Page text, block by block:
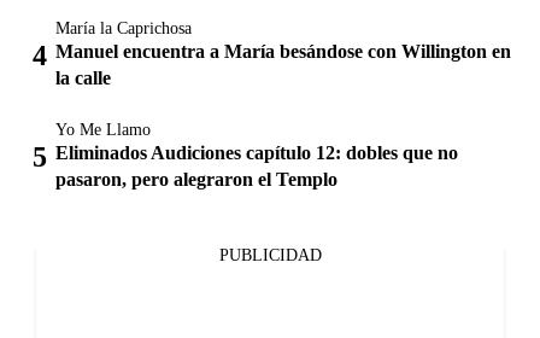
María la Caprichosa
Manuel encuentra a María besándose con Willington en
la calle
Yo Me Llamo
Eliminados Audiciones capítulo 12: dobles que no
pasaron, pero alegraron el Templo
PUBLICIDAD